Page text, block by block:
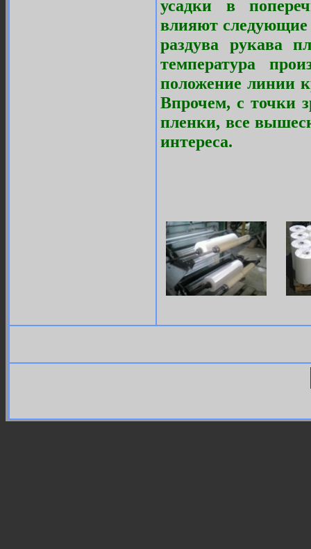
усадки в
влияют
раздува рукава
температура
положение линии
Впрочем, с точки
пленки, все
интереса.